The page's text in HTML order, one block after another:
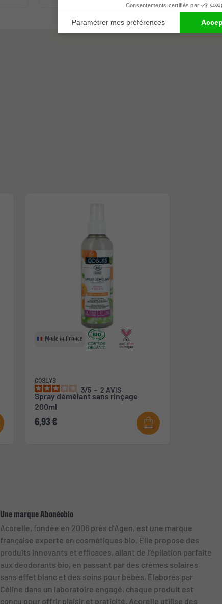
Made in France
COSLYS
3/5 - 2 AVIS
Spray démêlant sans rinçage
200ml
6,93 €
Une marque Abonéobio
Acorelle, fondée en 2006 près d’Agen, est une marque
française experte en cosmétiques bio. Elle propose des
produits innovants et efficaces, allant de l’épilation parfaite
aux déodorants bio, en passant par des crèmes solaires
sans effet blanc et des soins pour bébés. Élaborés par
Céline dans un laboratoire engagé, chaque produit est
conçu pour offrir plaisir et praticité. Acorelle utilise des